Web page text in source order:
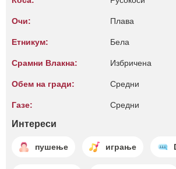
Очи: Плава
Етникум: Бела
Срамни Влакна: Избричена
Обем на гради: Средни
Газе: Средни
Интереси
пушење играње